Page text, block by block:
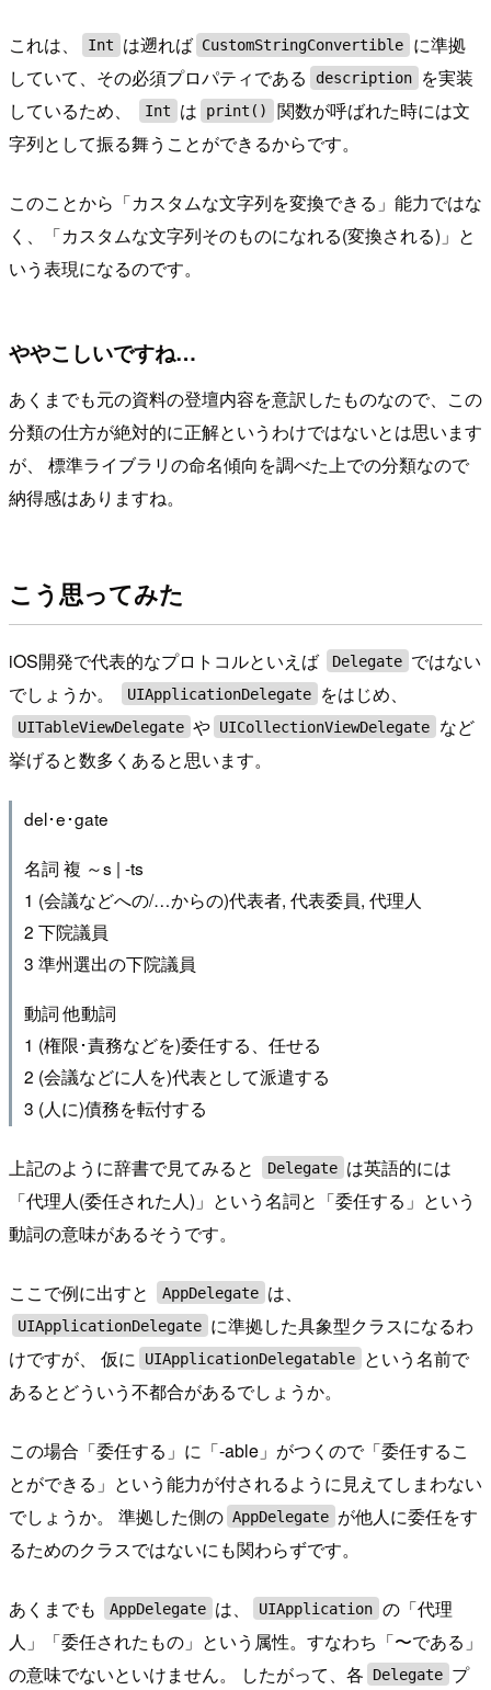
これは、 Int は遡れば CustomStringConvertible
に準拠
していて、その必須プロパティである
description
を実装
しているため、
Int は print()
関数が呼ばれた時には文
字列として振る舞うことができるからです。
このことから「カスタムな文字列を変換できる」能力ではな
く、「カスタムな文字列そのものになれる(変換される)」と
いう表現になるのです。
ややこしいですね…
あくまでも元の資料の登壇内容を意訳したものなので、この
分類の仕方が絶対的に正解というわけではないとは思います
が、 標準ライブラリの命名傾向を調べた上での分類なので
納得感はありますね。
こう思ってみた
iOS開発で代表的なプロトコルといえば Delegate ではない
でしょうか。
UIApplicationDelegate をはじめ、
UITableViewDelegate や UICollectionViewDelegate
など
挙げると数多くあると思います。
del･e･gate
名詞 複 ～s | -ts
1 (会議などへの/…からの)代表者, 代表委員, 代理人
2 下院議員
3 準州選出の下院議員
動詞 他動詞
1 (権限･責務などを)委任する、任せる
2 (会議などに人を)代表として派遣する
3 (人に)債務を転付する
上記のように辞書で見てみると Delegate は英語的には
「代理人(委任された人)」という名詞と「委任する」という
動詞の意味があるそうです。
ここで例に出すと AppDelegate は、
UIApplicationDelegate に準拠した具象型クラスになるわ
けですが、 仮に
UIApplicationDelegatable
という名前で
あるとどういう不都合があるでしょうか。
この場合「委任する」に「-able」がつくので「委任するこ
とができる」という能力が付されるように見えてしまわない
でしょうか。 準拠した側の AppDelegate が他人に委任をす
るためのクラスではないにも関わらずです。
あくまでも AppDelegate は、 UIApplication の「代理
人」「委任されたもの」という属性。すなわち「〜である」
の意味でないといけません。 したがって、各
Delegate プ